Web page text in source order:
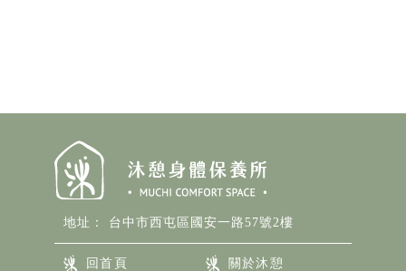
台中市西屯區國安一路57號2樓
回首頁 關於沐憩